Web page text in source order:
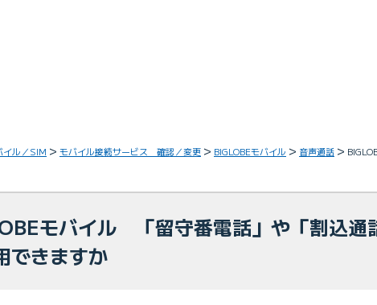
ル／SIM モバイル接続サービス 確認／変更 BIGLOBEモバイル 音声通話
モバイル 「留守番電話」や「割込通
できますか